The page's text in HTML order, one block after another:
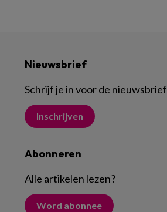
Nieuwsbrief
Schrijf je in voor de nieuwsbrief
Inschrijven
Abonneren
Alle artikelen lezen?
Word abonnee